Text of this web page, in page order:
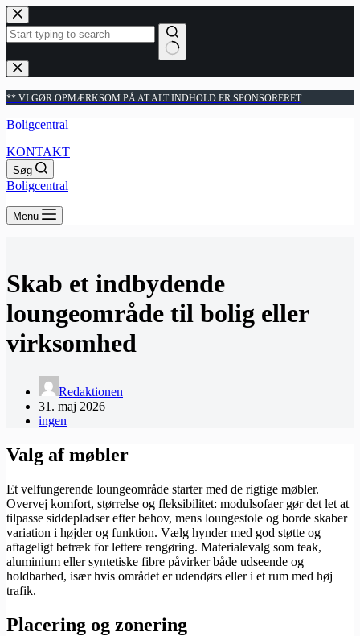
Fortsæt
til
indhold
Ingen
resultater
** VI GØR OPMÆRKSOM PÅ AT ALT INDHOLD ER SPONSORERET
Boligcentral
KONTAKT
Søg
Boligcentral
Menu
Skab et indbydende
loungeområde til bolig eller
virksomhed
Redaktionen
31. maj 2026
ingen
Valg af møbler
Et velfungerende loungeområde starter med de rigtige møbler.
Overvej komfort, størrelse og fleksibilitet: modulsofaer gør det let at
tilpasse siddepladser efter behov, mens loungestole og borde skaber
variation i højder og funktion. Vælg hynder med god støtte og
aftageligt betræk for lettere rengøring. Materialevalg som teak,
aluminium eller syntetiske fibre påvirker både udseende og
holdbarhed, især hvis området er udendørs eller i et rum med høj
trafik.
Placering og zonering